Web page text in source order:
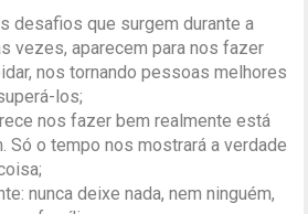
desafios que surgem durante a
vezes, aparecem para nos fazer
nos tornando pessoas melhores
los;
nos fazer bem realmente está
Só o tempo nos mostrará a verdade
nunca deixe nada, nem ninguém,